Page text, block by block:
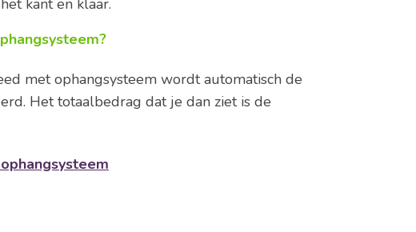
kant en klaar.
met ophangsysteem wordt automatisch de
Het totaalbedrag dat je dan ziet is de